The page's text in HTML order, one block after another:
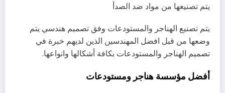
يتم تصنيعها من مواد ضد الصدأ
يتم تصنيع الهناجر والمستودعات وفق تصميم هندسي يتم
وضعها من قبل افضل المهندسين الذين لديهم خبرة في
تصميم الهناجر والمستودعات بكافة أشكالها وانواعها.
أفضل مؤسسة هناجر ومستودعات